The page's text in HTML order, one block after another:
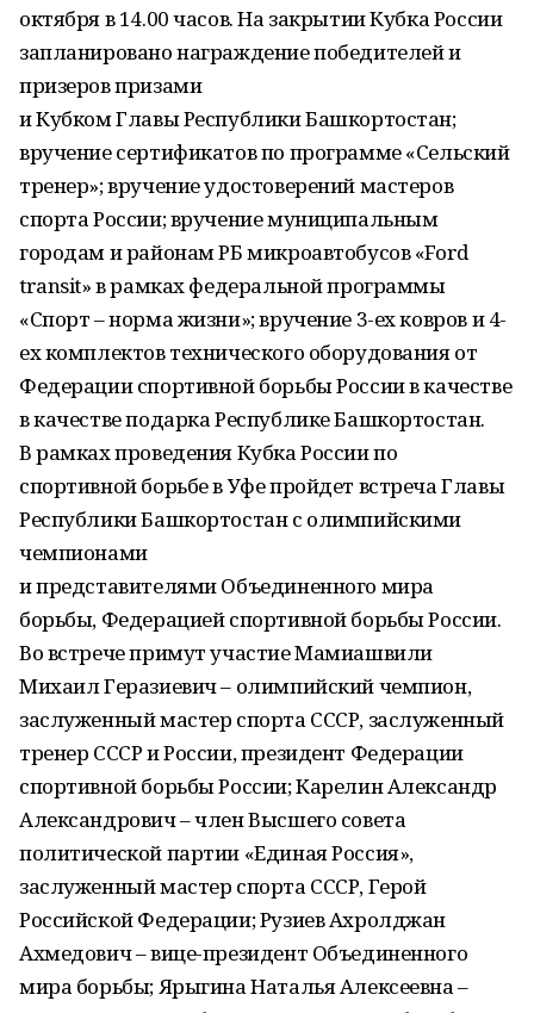
октября в 14.00 часов. На закрытии Кубка России
запланировано награждение победителей и
призеров призами
и Кубком Главы Республики Башкортостан;
вручение сертификатов по программе «Сельский
тренер»; вручение удостоверений мастеров
спорта России; вручение муниципальным
городам и районам РБ микроавтобусов «Ford
transit» в рамках федеральной программы
«Спорт – норма жизни»; вручение 3-ех ковров и 4-
ех комплектов технического оборудования от
Федерации спортивной борьбы России в качестве
в качестве подарка Республике Башкортостан.
В рамках проведения Кубка России по
спортивной борьбе в Уфе пройдет встреча Главы
Республики Башкортостан с олимпийскими
чемпионами
и представителями Объединенного мира
борьбы, Федерацией спортивной борьбы России.
Во встрече примут участие Мамиашвили
Михаил Геразиевич – олимпийский чемпион,
заслуженный мастер спорта СССР, заслуженный
тренер СССР и России, президент Федерации
спортивной борьбы России; Карелин Александр
Александрович – член Высшего совета
политической партии «Единая Россия»,
заслуженный мастер спорта СССР, Герой
Российской Федерации; Рузиев Ахролджан
Ахмедович – вице-президент Объединенного
мира борьбы; Ярыгина Наталья Алексеевна –